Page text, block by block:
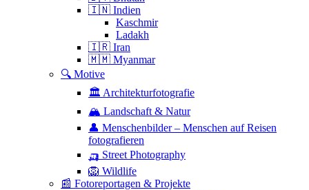
🇮🇳 Indien
Kaschmir
Ladakh
🇮🇷 Iran
🇲🇲 Myanmar
🔍 Motive
🏛 Architekturfotografie
🏔 Landschaft & Natur
👤 Menschenbilder – Menschen auf Reisen
fotografieren
🛺 Street Photography
🦁 Wildlife
📰 Fotoreportagen & Projekte